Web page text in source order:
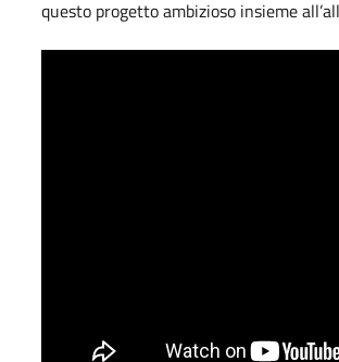
questo progetto ambizioso insieme